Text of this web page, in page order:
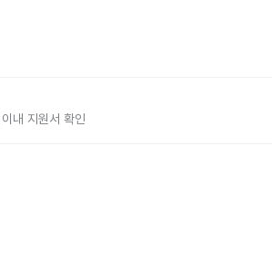
내 지원서 확인